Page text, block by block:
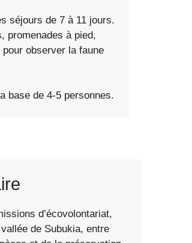
séjours de 7 à 11 jours.
promenades à pied,
observer la faune
base de 4-5 personnes.
d’écovolontariat,
de Subukia, entre